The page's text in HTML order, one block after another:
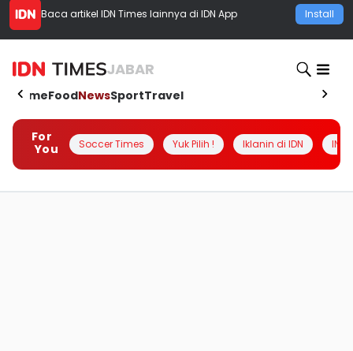
Baca artikel IDN Times lainnya di IDN App Install
JABAR
HomeFoodNewsSportTravel
For
You
Soccer Times Yuk Pilih ! Iklanin di IDN